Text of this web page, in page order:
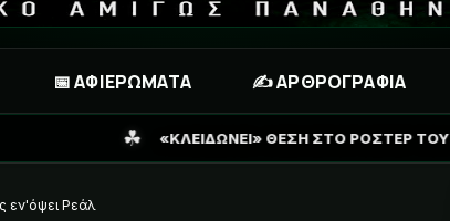
📅 ΑΦΙΕΡΩΜΑΤΑ ✍️ ΑΡΘΡΟΓΡΑΦΙΑ
ΘΕΣΗ ΣΤΟ ΡΟΣΤΕΡ ΤΟΥ ΠΑΝΑΘΗΝΑΪΚΟΥ Ο
εν'όψει Ρεάλ